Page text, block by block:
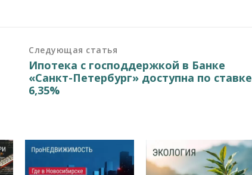
Следующая статья
Ипотека с господдержкой в Банке
«Санкт-Петербург» доступна по ставке
6,35%